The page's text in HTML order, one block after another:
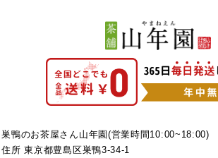
巣鴨のお茶屋さん山年園(営業時間10:00~18:00)
住所 東京都豊島区巣鴨3-34-1